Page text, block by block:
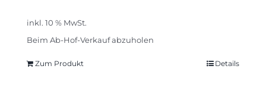
inkl. 10 % MwSt.
Beim Ab-Hof-Verkauf abzuholen
Zum Produkt Details